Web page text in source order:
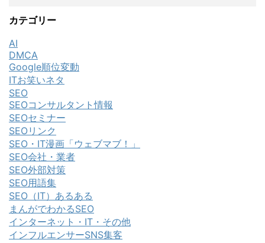
カテゴリー
AI
DMCA
Google順位変動
ITお笑いネタ
SEO
SEOコンサルタント情報
SEOセミナー
SEOリンク
SEO・IT漫画「ウェブマブ！」
SEO会社・業者
SEO外部対策
SEO用語集
SEO（IT）あるある
まんがでわかるSEO
インターネット・IT・その他
インフルエンサーSNS集客